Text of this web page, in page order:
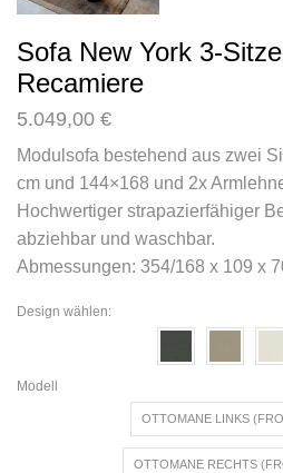
Sofa New York 3-
Recamiere
5.049,00 €
Modulsofa bestehend aus zwei
cm und 144×168 und 2x
Hochwertiger strapazierfähiger
abziehbar und waschbar.
Abmessungen: 354/168 x 109 x
Design wählen:
Modell
OTTOMANE LINKS
OTTOMANE RECHTS